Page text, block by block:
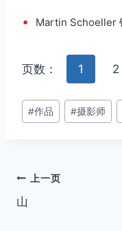
• Martin Schoeller
页数： 1 2
文
章
#作品 #摄影师
文
章
上一页
山